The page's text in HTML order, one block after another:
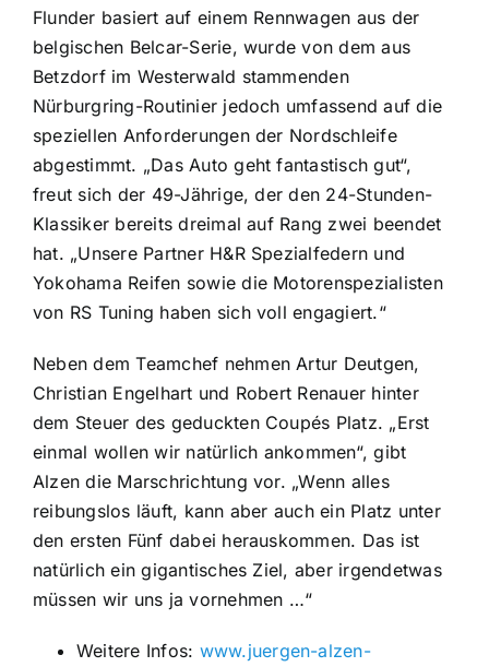
Flunder basiert auf einem Rennwagen aus der
belgischen Belcar-Serie, wurde von dem aus
Betzdorf im Westerwald stammenden
Nürburgring-Routinier jedoch umfassend auf die
speziellen Anforderungen der Nordschleife
abgestimmt. „Das Auto geht fantastisch gut“,
freut sich der 49-Jährige, der den 24-Stunden-
Klassiker bereits dreimal auf Rang zwei beendet
hat. „Unsere Partner H&R Spezialfedern und
Yokohama Reifen sowie die Motorenspezialisten
von RS Tuning haben sich voll engagiert.“
Neben dem Teamchef nehmen Artur Deutgen,
Christian Engelhart und Robert Renauer hinter
dem Steuer des geduckten Coupés Platz. „Erst
einmal wollen wir natürlich ankommen“, gibt
Alzen die Marschrichtung vor. „Wenn alles
reibungslos läuft, kann aber auch ein Platz unter
den ersten Fünf dabei herauskommen. Das ist
natürlich ein gigantisches Ziel, aber irgendetwas
müssen wir uns ja vornehmen …“
Weitere Infos: www.juergen-alzen-